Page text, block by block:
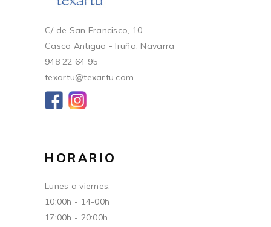
C/ de San Francisco, 10
Casco Antiguo - Iruña. Navarra
948 22 64 95
texartu@texartu.com
HORARIO
Lunes a viernes:
10:00h - 14-00h
17:00h - 20:00h